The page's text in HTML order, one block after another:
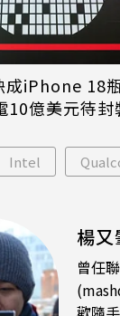
成iPhone 18
10億美元待封
Intel
楊又
曾任